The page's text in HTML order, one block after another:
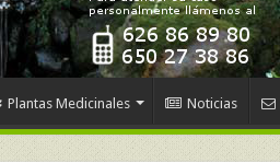
Plantas Medicinales Noticias